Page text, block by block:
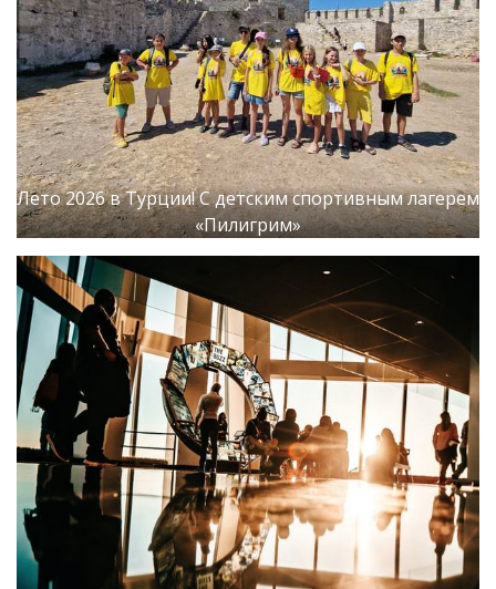
Лето 2026 в Турции! С детским спортивным лагерем
«Пилигрим»